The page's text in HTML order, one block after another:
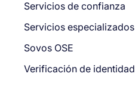
Servicios de confianza
Servicios especializados
Sovos OSE
Verificación de identidad